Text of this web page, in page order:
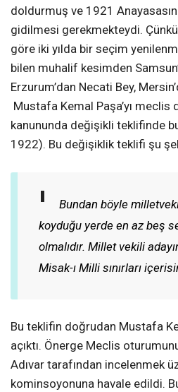
doldurmuş ve 1921
gidilmesi gerekmekteydi.
göre iki yılda bir seçim
bilen muhalif kesimden
Erzurum’dan Necati Bey,
Mustafa Kemal Paşa’yı meclis
kanununda değişikli teklifinde
1922). Bu değişiklik teklifi şu
Bundan böyle
koyduğu yerde en az beş
olmalıdır. Millet vekili
Misak-ı Milli sınırları
Bu teklifin doğrudan Mustafa
açıktı. Önerge Meclis
Adıvar tarafından incelenmek
kominsoyonuna havale edildi.